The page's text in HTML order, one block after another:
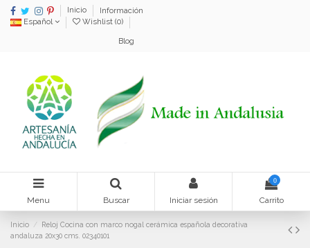
Inicio
Información
Español
Wishlist (0)
Blog
Menu Buscar Iniciar sesión
0
Carrito
Inicio
Reloj Cocina con marco nogal cerámica española decorativa
andaluza 20x30 cms. 02340101